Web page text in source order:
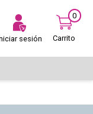
sesión
0
Carrito